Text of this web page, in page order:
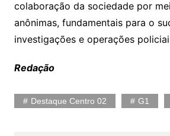
colaboração da sociedade por
anônimas, fundamentais para o
investigações e operações
Redação
Destaque Centro 02 G1